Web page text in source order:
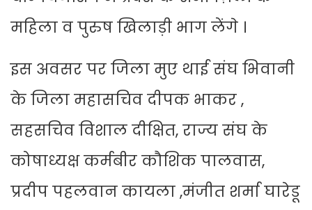
महिला व पुरुष खिलाड़ी भाग लेंगे ।
इस अवसर पर जिला मुए थाई संघ भिवानी
के जिला महासचिव दीपक भाकर ,
सहसचिव विशाल दीक्षित, राज्य संघ के
कोषाध्यक्ष कर्मबीर कौशिक पालवास,
प्रदीप पहलवान कायला ,मंजीत शर्मा घारेडू